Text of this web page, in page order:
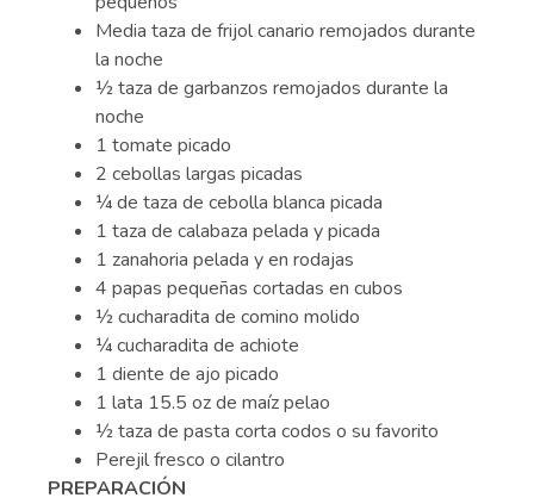
Media taza de frijol canario remojados durante
la noche
½ taza de garbanzos remojados durante la
noche
1 tomate picado
2 cebollas largas picadas
¼ de taza de cebolla blanca picada
1 taza de calabaza pelada y picada
1 zanahoria pelada y en rodajas
4 papas pequeñas cortadas en cubos
½ cucharadita de comino molido
¼ cucharadita de achiote
1 diente de ajo picado
1 lata 15.5 oz de maíz pelao
½ taza de pasta corta codos o su favorito
Perejil fresco o cilantro
PREPARACIÓN